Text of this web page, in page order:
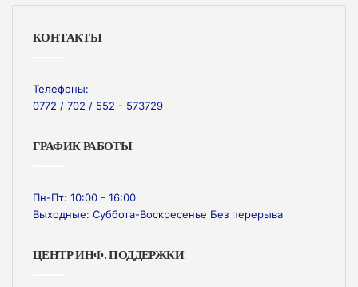
КОНТАКТЫ
Телефоны:
0772 / 702 / 552 - 573729
ГРАФИК РАБОТЫ
Пн-Пт: 10:00 - 16:00
Выходные: Суббота-Воскресенье Без перерыва
ЦЕНТР ИНФ. ПОДДЕРЖКИ